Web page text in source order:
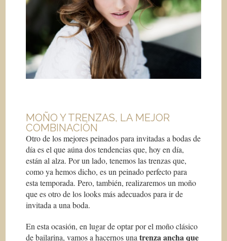
MOÑO Y TRENZAS, LA MEJOR
COMBINACIÓN
Otro de los mejores peinados para invitadas a bodas de
día es el que aúna dos tendencias que, hoy en día,
están al alza. Por un lado, tenemos las trenzas que,
como ya hemos dicho, es un peinado perfecto para
esta temporada. Pero, también, realizaremos un moño
que es otro de los looks más adecuados para ir de
invitada a una boda.
En esta ocasión, en lugar de optar por el moño clásico
de bailarina, vamos a hacernos una trenza ancha que